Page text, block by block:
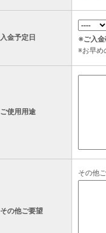
入金予定日
※ご入金
※お早め
ご使用用途
その他ご要望
その他